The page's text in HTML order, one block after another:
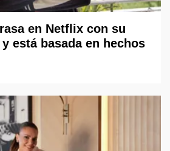
en Netflix con su
está basada en hechos